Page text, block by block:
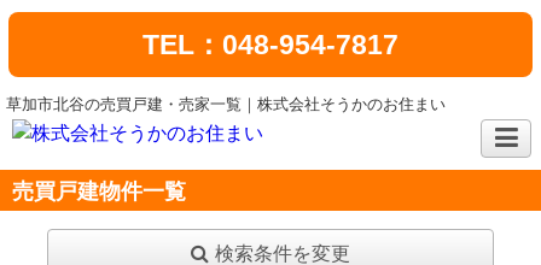
TEL：048-954-7817
草加市北谷の売買戸建・売家一覧｜株式会社そうかのお住まい
売買戸建物件一覧
検索条件を変更